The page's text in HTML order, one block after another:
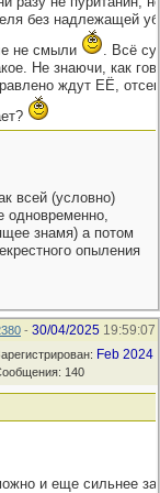
без надлежащей
не смыли
. Всё
Не знаючи, как
ждут ЕЁ,
всей (условно)
одновременно,
знамя) а потом
опыления
- 30/04/2025 19:59:07
Feb 2024
140
и еще сильнее